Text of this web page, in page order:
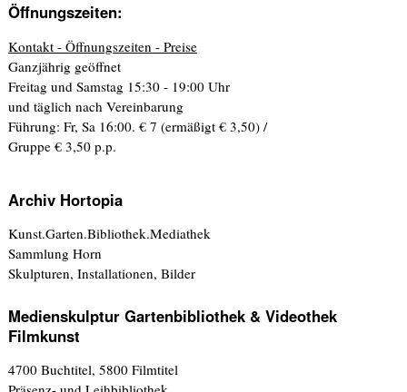
Öffnungszeiten:
Kontakt - Öffnungszeiten - Preise
Ganzjährig geöffnet
Freitag und Samstag 15:30 - 19:00 Uhr
und täglich nach Vereinbarung
Führung: Fr, Sa 16:00. € 7 (ermäßigt € 3,50) /
Gruppe € 3,50 p.p.
Archiv Hortopia
Kunst.Garten.Bibliothek.Mediathek
Sammlung Horn
Skulpturen, Installationen, Bilder
Medienskulptur Gartenbibliothek & Videothek
Filmkunst
4700 Buchtitel, 5800 Filmtitel